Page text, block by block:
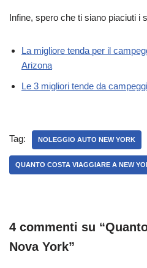
Infine, spero che ti siano piaciuti i
La migliore tenda per il
Arizona
Le 3 migliori tende da
Tag: NOLEGGIO AUTO NEW YORK
QUANTO COSTA VIAGGIARE A NEW
4 commenti su
Nova York”